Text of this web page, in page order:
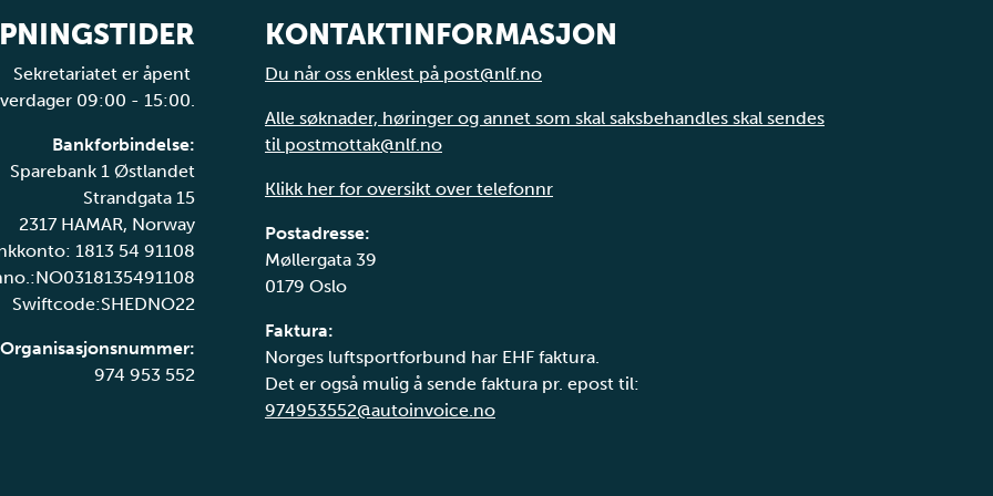
Sekretariatet er åpent
09:00 - 15:00.
Bankforbindelse:
Sparebank 1 Østlandet
Strandgata 15
2317 HAMAR, Norway
1813 54 91108
Swiftcode:SHEDNO22
Organisasjonsnummer:
974 953 552
KONTAKTINFORMASJON
Du når oss enklest på post@nlf.no
Alle søknader, høringer og annet som skal saksbehandles skal sendes
til postmottak@nlf.no
Klikk her for oversikt over telefonnr
Postadresse:
Møllergata 39
0179 Oslo
Faktura:
Norges luftsportforbund har EHF faktura.
Det er også mulig å sende faktura pr. epost til:
974953552@autoinvoice.no